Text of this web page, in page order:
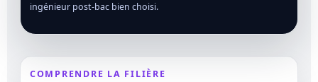
ingénieur post-bac bien choisi.
COMPRENDRE LA FILIÈRE